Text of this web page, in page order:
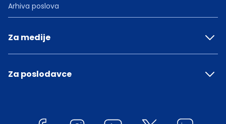
Arhiva poslova
Za medije
Za poslodavce